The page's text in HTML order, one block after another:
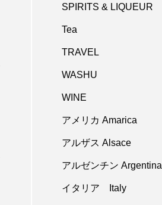
SPIRITS & LIQUEUR
Tea
TRAVEL
WASHU
WINE
アメリカ Amarica
アルザス Alsace
アルゼンチン Argentina
イタリア Italy